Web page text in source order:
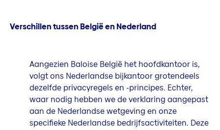
Verschillen tussen België en Nederland
Aangezien Baloise België het hoofdkantoor is,
volgt ons Nederlandse bijkantoor grotendeels
dezelfde privacyregels en -principes. Echter,
waar nodig hebben we de verklaring aangepast
aan de Nederlandse wetgeving en onze
specifieke Nederlandse bedrijfsactiviteiten. Deze